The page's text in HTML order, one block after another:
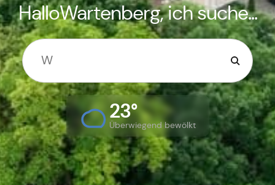
HalloWartenberg, ich suche...
23°
Überwiegend bewölkt